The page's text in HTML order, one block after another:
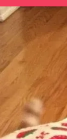
Đang mở